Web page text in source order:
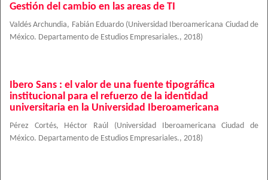
Gestión del cambio en las areas de TI
Valdés Archundia, Fabián Eduardo (Universidad Iberoamericana Ciudad de
México. Departamento de Estudios Empresariales., 2018)
Ibero Sans : el valor de una fuente tipográfica
institucional para el refuerzo de la identidad
universitaria en la Universidad Iberoamericana
Pérez Cortés, Héctor Raúl (Universidad Iberoamericana Ciudad de
México. Departamento de Estudios Empresariales., 2018)